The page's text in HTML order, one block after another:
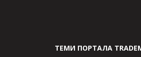
ТЕМИ ПОРТАЛА